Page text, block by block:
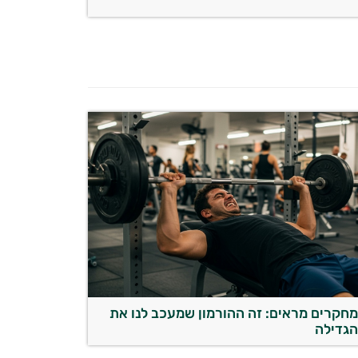
מחקרים מראים: זה ההורמון שמעכב לנו את
הגדילה